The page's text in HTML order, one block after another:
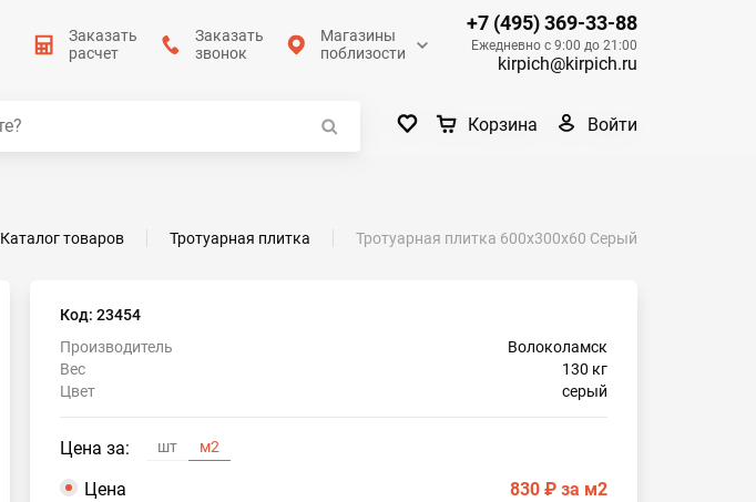
Заказать
расчет
Заказать
звонок
Магазины
поблизости
+7 (495) 369-33-88
Ежедневно с 9:00 до 21:00
kirpich@kirpich.ru
Корзина Войти
Каталог товаров Тротуарная плитка Тротуарная плитка 600х300х60 Серый
Код: 23454
Производитель
Волоколамск
Вес
130 кг
Цвет
серый
Цена за: шт м2
Цена 830 ₽ за м2